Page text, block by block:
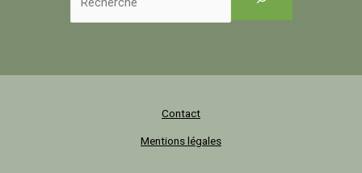
Contact
Mentions légales